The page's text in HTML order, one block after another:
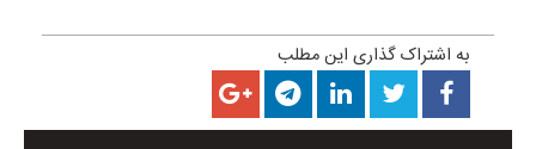
به اشتراک گذاری این مطلب